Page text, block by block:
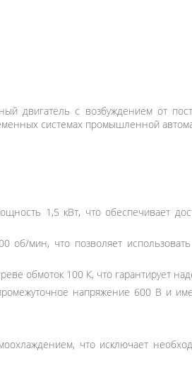
двигатель с возбуждением от
системах промышленной
1,5 кВт, что обеспечивает
об/мин, что позволяет
обмоток 100 К, что гарантирует
напряжение 600 В и
что исключает